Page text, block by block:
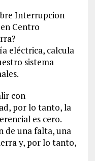
Interrupcion
Centro
eléctrica, calcula
sistema
con
por lo tanto, la
es cero.
de una falta, una
y, por lo tanto,